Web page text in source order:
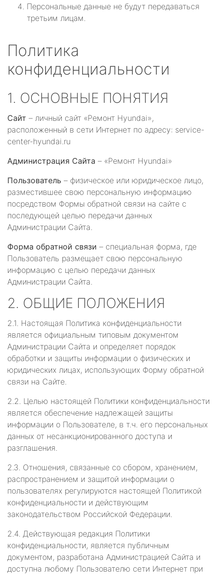
Персональные данные не будут передаваться
третьим лицам.
Политика
конфиденциальности
1. ОСНОВНЫЕ ПОНЯТИЯ
Сайт – личный сайт «Ремонт Hyundai»,
расположенный в сети Интернет по адресу: service-
center-hyundai.ru
Администрация Сайта – «Ремонт Hyundai»
Пользователь – физическое или юридическое лицо,
разместившее свою персональную информацию
посредством Формы обратной связи на сайте с
последующей целью передачи данных
Администрации Сайта.
Форма обратной связи – специальная форма, где
Пользователь размещает свою персональную
информацию с целью передачи данных
Администрации Сайта.
2. ОБЩИЕ ПОЛОЖЕНИЯ
2.1. Настоящая Политика конфиденциальности
является официальным типовым документом
Администрации Сайта и определяет порядок
обработки и защиты информации о физических и
юридических лицах, использующих Форму обратной
связи на Сайте.
2.2. Целью настоящей Политики конфиденциальности
является обеспечение надлежащей защиты
информации о Пользователе, в т.ч. его персональных
данных от несанкционированного доступа и
разглашения.
2.3. Отношения, связанные со сбором, хранением,
распространением и защитой информации о
пользователях регулируются настоящей Политикой
конфиденциальности и действующим
законодательством Российской Федерации.
2.4. Действующая редакция Политики
конфиденциальности, является публичным
документом, разработана Администрацией Сайта и
доступна любому Пользователю сети Интернет при